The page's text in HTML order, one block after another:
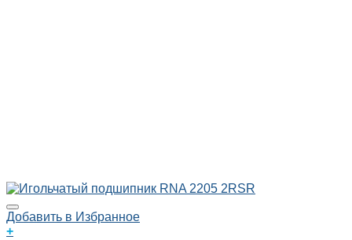
Добавить в Избранное
+